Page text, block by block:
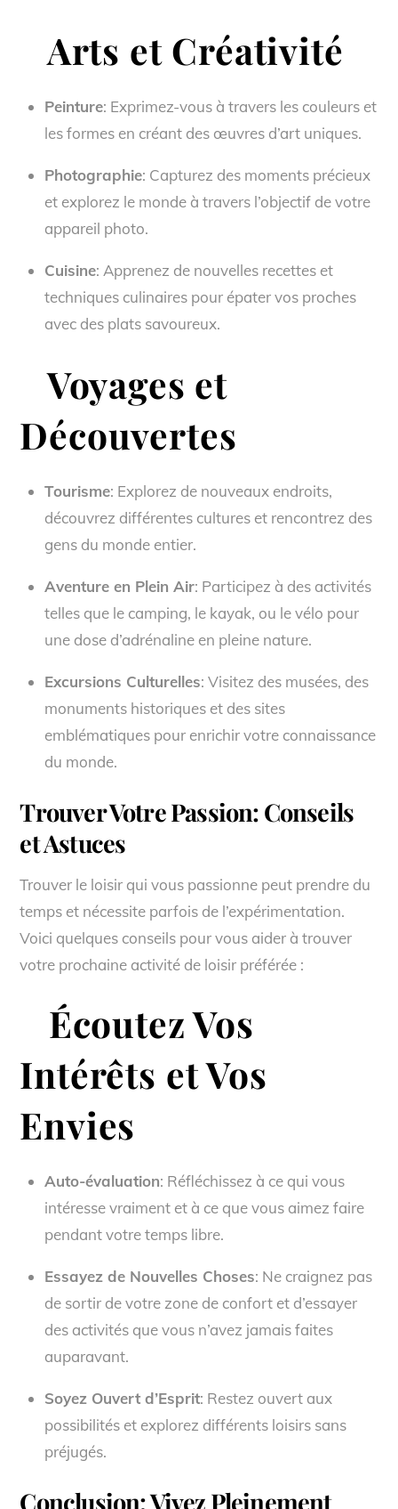
Arts et Créativité
Peinture: Exprimez-vous à travers les couleurs et
les formes en créant des œuvres d’art uniques.
Photographie: Capturez des moments précieux
et explorez le monde à travers l’objectif de votre
appareil photo.
Cuisine: Apprenez de nouvelles recettes et
techniques culinaires pour épater vos proches
avec des plats savoureux.
Voyages et
Découvertes
Tourisme: Explorez de nouveaux endroits,
découvrez différentes cultures et rencontrez des
gens du monde entier.
Aventure en Plein Air: Participez à des activités
telles que le camping, le kayak, ou le vélo pour
une dose d’adrénaline en pleine nature.
Excursions Culturelles: Visitez des musées, des
monuments historiques et des sites
emblématiques pour enrichir votre connaissance
du monde.
Trouver Votre Passion: Conseils
et Astuces
Trouver le loisir qui vous passionne peut prendre du
temps et nécessite parfois de l’expérimentation.
Voici quelques conseils pour vous aider à trouver
votre prochaine activité de loisir préférée :
Écoutez Vos
Intérêts et Vos
Envies
Auto-évaluation: Réfléchissez à ce qui vous
intéresse vraiment et à ce que vous aimez faire
pendant votre temps libre.
Essayez de Nouvelles Choses: Ne craignez pas
de sortir de votre zone de confort et d’essayer
des activités que vous n’avez jamais faites
auparavant.
Soyez Ouvert d’Esprit: Restez ouvert aux
possibilités et explorez différents loisirs sans
préjugés.
Conclusion: Vivez Pleinement